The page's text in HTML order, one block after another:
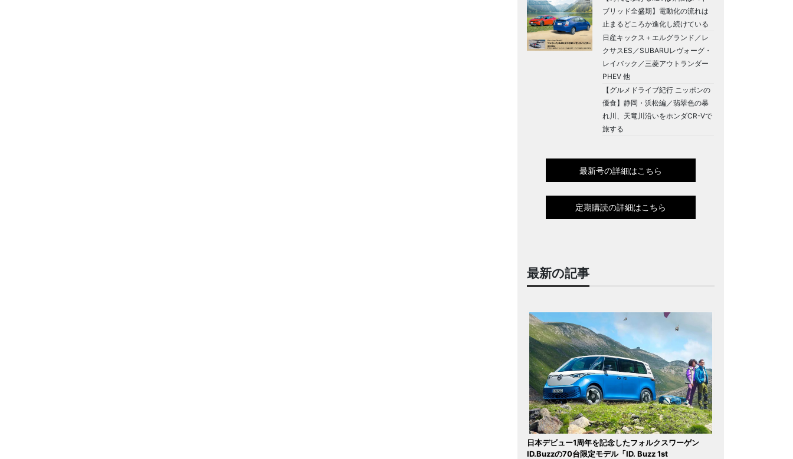
ブリッド全盛期】電動化の流れは
止まるどころか進化し続けている
日産キックス＋エルグランド／レ
クサスES／SUBARUレヴォーグ・
レイバック／三菱アウトランダー
PHEV 他
【グルメドライブ紀行 ニッポンの
優食】静岡・浜松編／翡翠色の暴
れ川、天竜川沿いをホンダCR-Vで
旅する
最新号の詳細はこちら
定期購読の詳細はこちら
最新の記事
日本デビュー1周年を記念したフォルクスワーゲン
ID.Buzzの70台限定モデル「ID. Buzz 1st